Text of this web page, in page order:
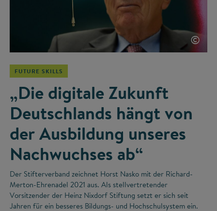
©
FUTURE SKILLS
„Die digitale Zukunft
Deutschlands hängt von
der Ausbildung unseres
Nachwuchses ab“
Der Stifterverband zeichnet Horst Nasko mit der Richard-
Merton-Ehrenadel 2021 aus. Als stellvertretender
Vorsitzender der Heinz Nixdorf Stiftung setzt er sich seit
Jahren für ein besseres Bildungs- und Hochschulsystem ein.